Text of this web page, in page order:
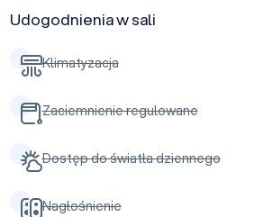
Udogodnienia w sali
Klimatyzacja
Zaciemnienie regulowane
Dostęp do światła dziennego
Nagłośnienie